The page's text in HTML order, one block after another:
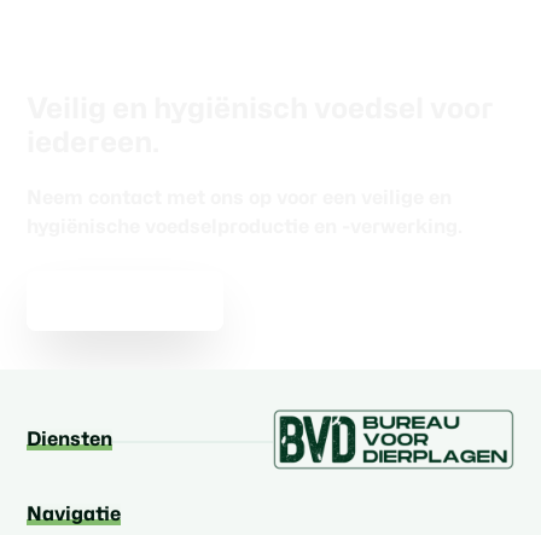
Diensten
Navigatie